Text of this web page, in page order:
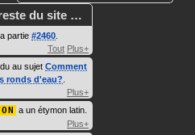
du site …
partie #2460
Tout Plus+
au sujet Comment
ronds d'eau?
Plus+
a un étymon latin.
Plus+